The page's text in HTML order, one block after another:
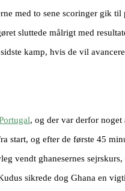
med to sene scoringer gik til
sluttede målrigt med
kamp, hvis de vil
, og der var derfor noget
start, og efter de første 45
vendt ghanesernes
sikrede dog Ghana en